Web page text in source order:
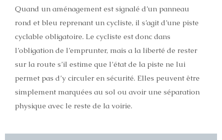
Quand un aménagement est signalé d’un panneau
rond et bleu reprenant un cycliste, il s’agit d’une piste
cyclable obligatoire. Le cycliste est donc dans
l’obligation de l’emprunter, mais a la liberté de rester
sur la route s’il estime que l’état de la piste ne lui
permet pas d’y circuler en sécurité. Elles peuvent être
simplement marquées au sol ou avoir une séparation
physique avec le reste de la voirie.